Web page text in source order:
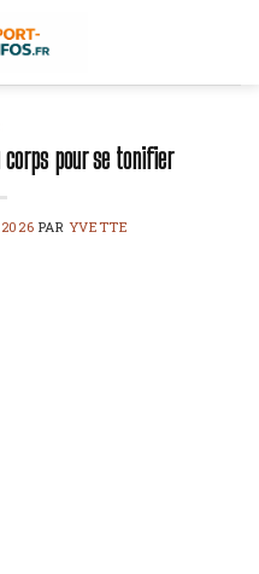
corps pour se tonifier
PAR YVETTE